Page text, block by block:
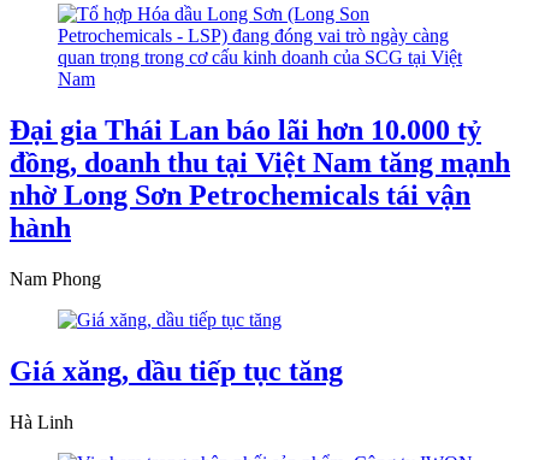
Đại gia Thái Lan báo lãi hơn 10.000 tỷ
đồng, doanh thu tại Việt Nam tăng mạnh
nhờ Long Sơn Petrochemicals tái vận
hành
Nam Phong
Giá xăng, dầu tiếp tục tăng
Hà Linh